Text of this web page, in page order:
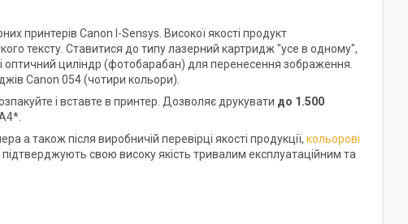
принтерів Canon I-Sensys. Високої якості продукт
тексту. Ставитися до типу лазерний картридж "усе в одному",
оптичний циліндр (фотобарабан) для перенесення зображення.
Canon 054 (чотири кольори).
і вставте в принтер. Дозволяє друкувати до 1.500
а також після виробничій перевірці якості продукції, кольорові
свою високу якість тривалим експлуатаційним та